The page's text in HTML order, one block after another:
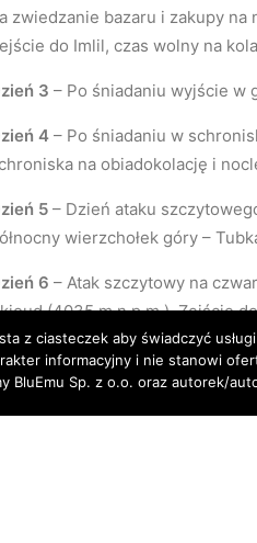
zwiedzanie bazaru i zakupy
do Imlil, czas wolny na
3 – Po śniadaniu wyjście w
4 – Po śniadaniu w
na obiadokolację i
5 – Dzień ataku
wierzchołek góry –
6 – Atak szczytowy na
(4035 m n.p.m.). Zejście
późnym wieczorem.
7– Dzień wolny w
wolniejszej aklimatyzacji
z ciasteczek aby świadczyć
informacyjny i nie stanowi
BluEmu Sp. z o.o. oraz autorek/